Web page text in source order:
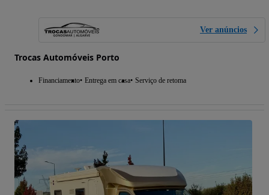
Ver anúncios
Trocas Automóveis Porto
Financiamento Entrega em casa Serviço de retoma